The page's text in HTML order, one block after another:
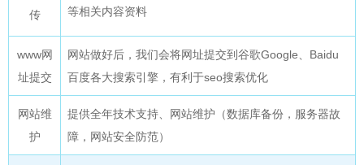
传
等相关内容资料
www网
址提交
网站做好后，我们会将网址提交到谷歌Google、Baidu
百度各大搜索引擎，有利于seo搜索优化
网站维
护
提供全年技术支持、网站维护（数据库备份，服务器故
障，网站安全防范）